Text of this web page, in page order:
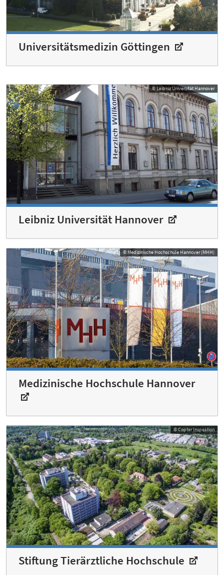
Universitätsmedizin Göttingen
© Leibniz Universität Hannover
Leibniz Universität Hannover
© Medizinische Hochschule Hannover (MHH)
Medizinische Hochschule Hannover
© Copter Inspektion
Stiftung Tierärztliche Hochschule